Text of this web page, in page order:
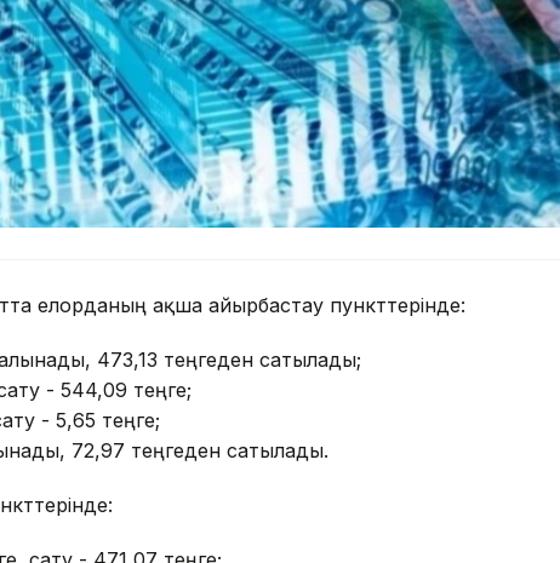
елорданың ақша айырбастау пункттерінде:
473,13 теңгеден сатылады;
- 544,09 теңге;
- 5,65 теңге;
72,97 теңгеден сатылады.